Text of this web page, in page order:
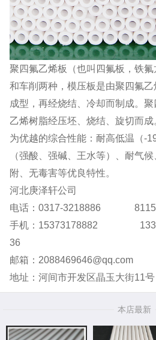
聚四氟乙烯板（也叫四氟板，铁
和车削两种，模压板是由聚四氟
成型，再经烧结、冷却而制成。
乙烯树脂经压坯、烧结、旋切而
为优越的综合性能：耐高低温（-
（强酸、强碱、王水等）、耐气
附、无毒害等优良特性。
河北庚泽轩公司
电话：0317-3218886
手机：15373178882
36
邮箱：2088469646@qq.com
地址：河间市开发区晶玉大街11号
本店最新